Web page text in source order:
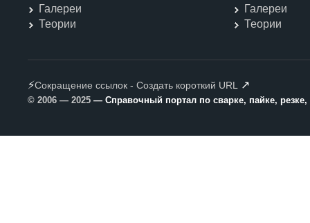
Галереи
Теории
Галереи
Теории
⚡Сокращение ссылок - Создать короткий URL ↗
© 2006 — 2025 — Справочный портал по сварке, пайке,